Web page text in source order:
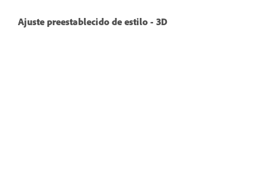
Ajuste preestablecido de estilo - 3D